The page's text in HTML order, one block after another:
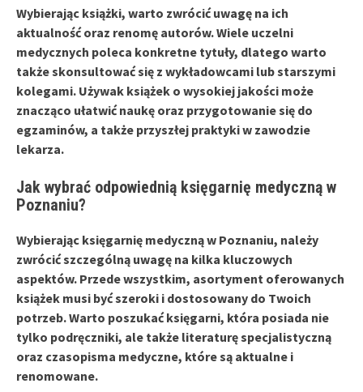
Wybierając książki, warto zwrócić uwagę na ich
aktualność oraz renomę autorów. Wiele uczelni
medycznych poleca konkretne tytuły, dlatego warto
także skonsultować się z wykładowcami lub starszymi
kolegami. Używak książek o wysokiej jakości może
znacząco ułatwić naukę oraz przygotowanie się do
egzaminów, a także przyszłej praktyki w zawodzie
lekarza.
Jak wybrać odpowiednią księgarnię medyczną w
Poznaniu?
Wybierając księgarnię medyczną w Poznaniu, należy
zwrócić szczególną uwagę na kilka kluczowych
aspektów. Przede wszystkim, asortyment oferowanych
książek musi być szeroki i dostosowany do Twoich
potrzeb. Warto poszukać księgarni, która posiada nie
tylko podręczniki, ale także literaturę specjalistyczną
oraz czasopisma medyczne, które są aktualne i
renomowane.